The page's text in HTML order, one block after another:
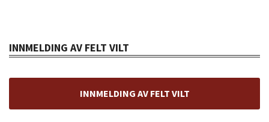
INNMELDING AV FELT VILT
INNMELDING AV FELT VILT